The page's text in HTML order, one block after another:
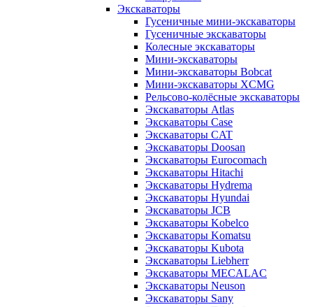
Экскаваторы
Гусеничные мини-экскаваторы
Гусеничные экскаваторы
Колесные экскаваторы
Мини-экскаваторы
Мини-экскаваторы Bobcat
Мини-экскаваторы XCMG
Рельсово-колёсные экскаваторы
Экскаваторы Atlas
Экскаваторы Case
Экскаваторы CAT
Экскаваторы Doosan
Экскаваторы Eurocomach
Экскаваторы Hitachi
Экскаваторы Hydrema
Экскаваторы Hyundai
Экскаваторы JCB
Экскаваторы Kobelco
Экскаваторы Komatsu
Экскаваторы Kubota
Экскаваторы Liebherr
Экскаваторы MECALAC
Экскаваторы Neuson
Экскаваторы Sany